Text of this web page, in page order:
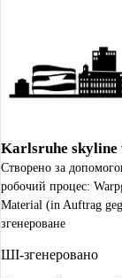
Karlsruhe skyline
Створено за
робочий процес:
Material (in Auftrag
згенероване
ШІ-згенеровано